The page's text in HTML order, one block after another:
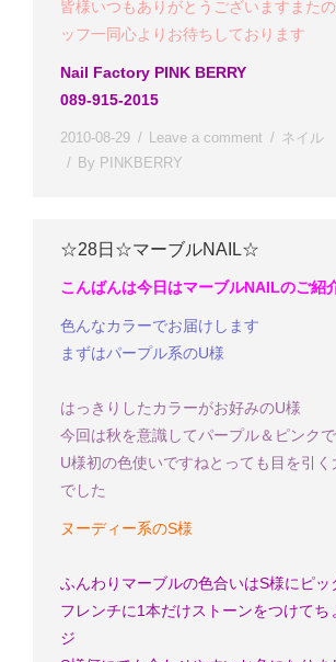
皆様いつもありがとうございます また
ッフ一同心よりお待ちしております
Nail Factory PINK BERRY
089-915-2015
2010-08-29 Leave a comment
ネイル
By PINKBERRY
☆28日☆マーブルNAIL☆
こんばんは今日はマーブルNAILのご紹
色んなカラーでお届けします
まずはパープル系のU様
はっきりしたカラーがお好みのU様
今回は秋を意識してパープル＆ピンク
U様初の色使いですねとっても目を引
でした
ヌーディー系のS様
ふんわりマーブルの色合いはS様にピッ
フレンチに1本だけストーンをつけてち
ジ